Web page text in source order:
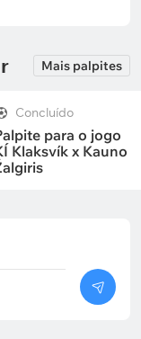
Mais palpites
Concluído
para o jogo
Klaksvík x Kauno